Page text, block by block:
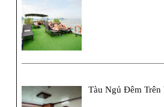
Tàu Ngủ Đêm